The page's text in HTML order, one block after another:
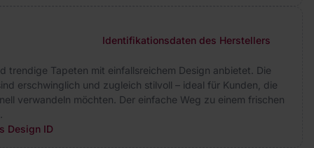
Identifikationsdaten des Herstellers
trendige Tapeten mit einfallsreichem Design anbietet. Die
erschwinglich und zugleich stilvoll – ideal für Kunden, die
verwandeln möchten. Der einfache Weg zu einem frischen
Design ID